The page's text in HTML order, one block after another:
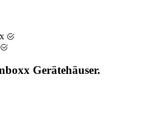
Gerätehäuser.